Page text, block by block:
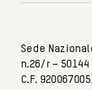
Sede
n.26/r – 50144
C.F.